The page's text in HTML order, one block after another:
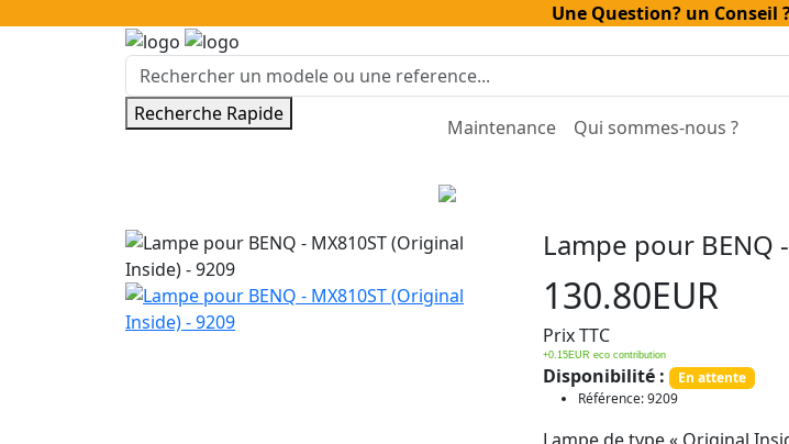
Une Question? un Conseil
Recherche Rapide
Maintenance Qui sommes-nous ?
Lampe pour BENQ
130.80EUR
Prix TTC
+0.15EUR eco contribution
Disponibilité :
En attente
Référence: 9209